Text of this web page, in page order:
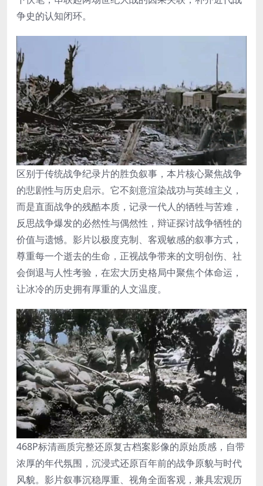
争史的认知闭环。
区别于传统战争纪录片的胜负叙事，本片核心聚焦战争
的悲剧性与历史启示。它不刻意渲染战功与英雄主义，
而是直面战争的残酷本质，记录一代人的牺牲与苦难，
反思战争爆发的必然性与偶然性，辩证探讨战争牺牲的
价值与遗憾。影片以极度克制、客观敏感的叙事方式，
尊重每一个逝去的生命，正视战争带来的文明创伤、社
会倒退与人性考验，在宏大历史格局中聚焦个体命运，
让冰冷的历史拥有厚重的人文温度。
468P标清画质完整还原复古档案影像的原始质感，自带
浓厚的年代氛围，沉浸式还原百年前的战争原貌与时代
风貌。影片叙事沉稳厚重、视角全面客观，兼具宏观历